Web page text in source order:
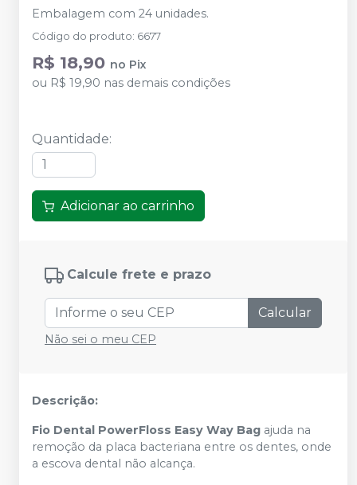
Embalagem com 24 unidades.
Código do produto: 6677
R$ 18,90 no Pix
ou R$ 19,90 nas demais condições
Quantidade:
Adicionar ao carrinho
Calcule frete e prazo
Calcular
Não sei o meu CEP
Descrição:
Fio Dental PowerFloss Easy Way Bag ajuda na
remoção da placa bacteriana entre os dentes, onde
a escova dental não alcança.